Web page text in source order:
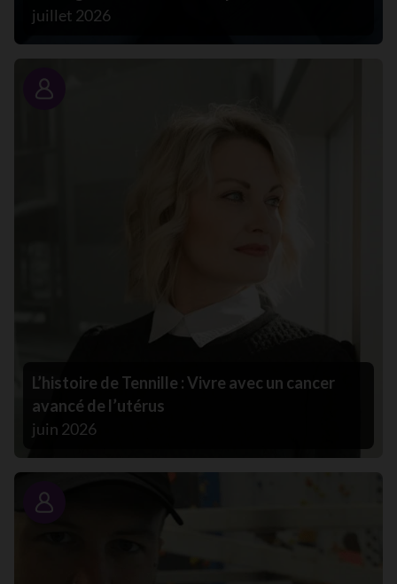
juillet 2026
Portrait
L’histoire de Tennille : Vivre avec un cancer
avancé de l’utérus
juin 2026
Portrait